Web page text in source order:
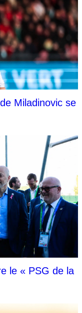
Miladinovic se
le « PSG de la